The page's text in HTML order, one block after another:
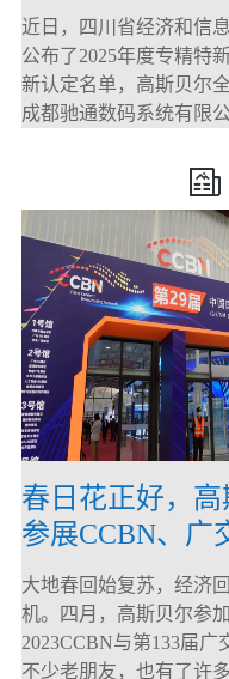
近日，四川省经济和信
公布了2025年度专精特
新认定名单，高斯贝尔
成都驰通数码系统有限
春日花正好，高
参展CCBN、广
满落幕！
大地春回始复苏，经济
机。四月，高斯贝尔参
2023CCBN与第133届广
不少老朋友，也有了许